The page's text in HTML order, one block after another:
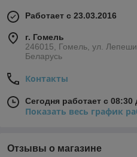
Работает с 23.03.2016
г. Гомель
246015, Гомель, ул.
Беларусь
Контакты
Сегодня работает с 08:30
Показать весь график
Отзывы о магазине